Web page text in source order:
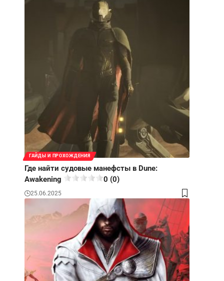
ГАЙДЫ И ПРОХОЖДЕНИЯ
Где найти судовые манефсты в Dune:
Awakening
0 (0)
25.06.2025